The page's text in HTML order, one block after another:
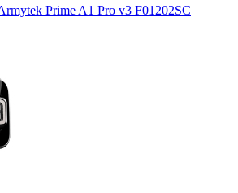
Prime A1 Pro v3 F01202SC